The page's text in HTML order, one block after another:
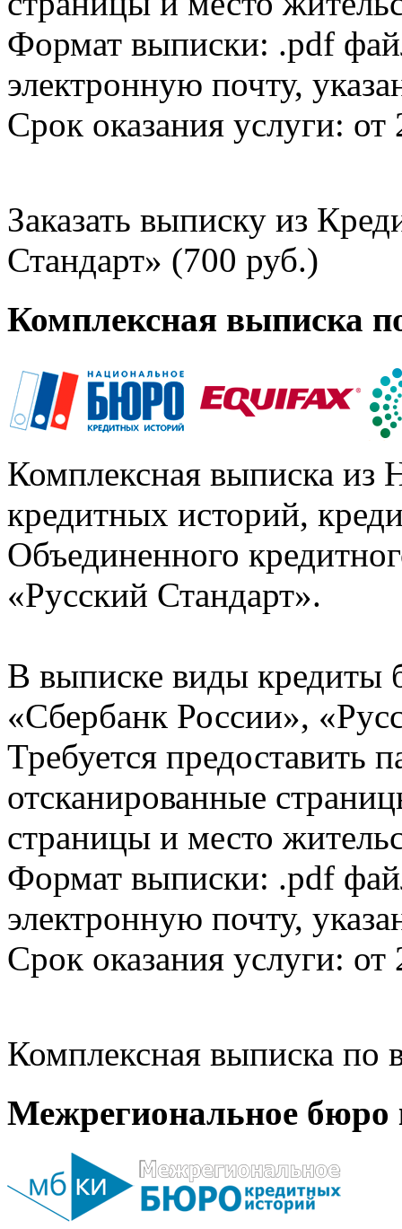
Формат выписки: .pdf
электронную почту,
Срок оказания услуги: от
Заказать выписку из
Стандарт» (700 руб.)
Комплексная выписка
Комплексная выписка из
кредитных историй,
Объединенного
«Русский Стандарт».
В выписке виды кредиты
«Сбербанк России»,
Требуется предоставить
отсканированные
страницы и место
Формат выписки: .pdf
электронную почту,
Срок оказания услуги: от
Комплексная выписка
Межрегиональное бюро